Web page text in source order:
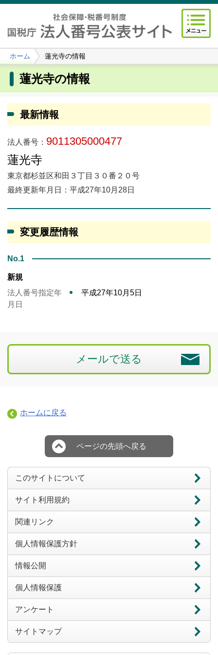
ホーム 蓮光寺の情報
蓮光寺の情報
最新情報
法人番号： 9011305000477
蓮光寺
東京都杉並区和田３丁目３０番２０号
最終更新年月日：平成27年10月28日
変更履歴情報
No.1
新規
法人番号指定年
月日
平成27年10月5日
メールで送る
ホームに戻る
ページの先頭へ戻る
このサイトについて
サイト利用規約
関連リンク
個人情報保護方針
情報公開
個人情報保護
アンケート
サイトマップ